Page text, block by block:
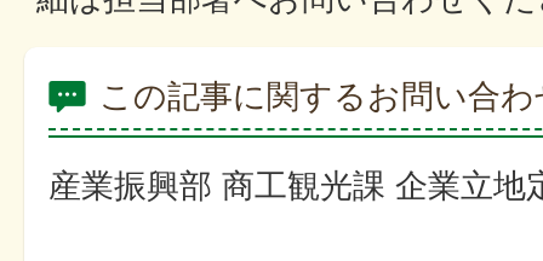
この記事に関するお問い合
産業振興部 商工観光課 企業立地